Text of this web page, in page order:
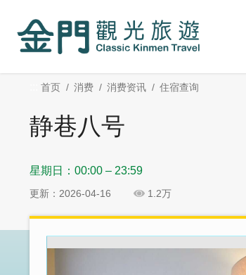
内
首页 消费 消费资讯 住宿查询
静巷八号
星期日：00:00 – 23:59
更新：2026-04-16 1.2万
分